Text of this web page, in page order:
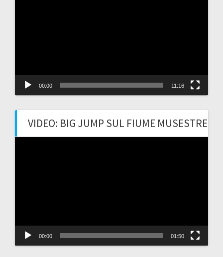
00:00 11:16
VIDEO: BIG JUMP SUL FIUME MUSESTRE
00:00 01:50